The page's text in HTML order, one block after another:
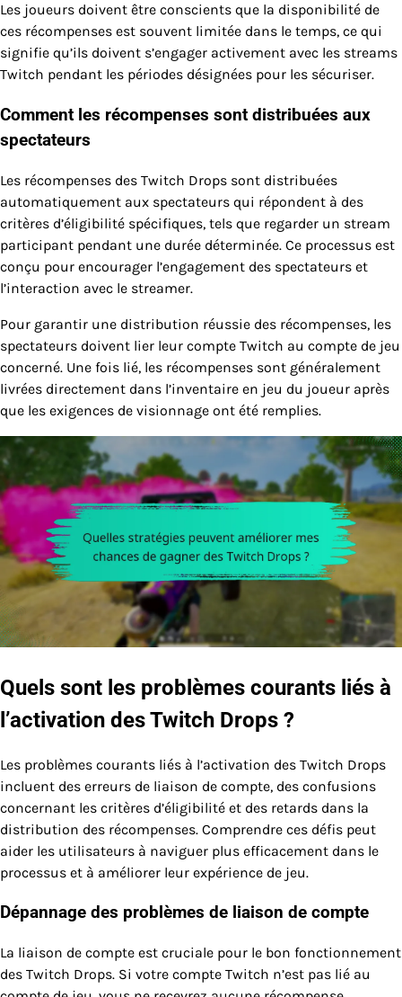
Les joueurs doivent être conscients que la disponibilité de
ces récompenses est souvent limitée dans le temps, ce qui
signifie qu’ils doivent s’engager activement avec les streams
Twitch pendant les périodes désignées pour les sécuriser.
Comment les récompenses sont distribuées aux
spectateurs
Les récompenses des Twitch Drops sont distribuées
automatiquement aux spectateurs qui répondent à des
critères d’éligibilité spécifiques, tels que regarder un stream
participant pendant une durée déterminée. Ce processus est
conçu pour encourager l’engagement des spectateurs et
l’interaction avec le streamer.
Pour garantir une distribution réussie des récompenses, les
spectateurs doivent lier leur compte Twitch au compte de jeu
concerné. Une fois lié, les récompenses sont généralement
livrées directement dans l’inventaire en jeu du joueur après
que les exigences de visionnage ont été remplies.
Quels sont les problèmes courants liés à
l’activation des Twitch Drops ?
Les problèmes courants liés à l’activation des Twitch Drops
incluent des erreurs de liaison de compte, des confusions
concernant les critères d’éligibilité et des retards dans la
distribution des récompenses. Comprendre ces défis peut
aider les utilisateurs à naviguer plus efficacement dans le
processus et à améliorer leur expérience de jeu.
Dépannage des problèmes de liaison de compte
La liaison de compte est cruciale pour le bon fonctionnement
des Twitch Drops. Si votre compte Twitch n’est pas lié au